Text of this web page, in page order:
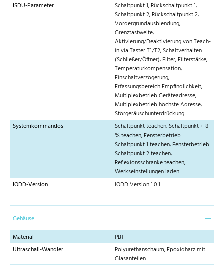
ISDU-Parameter
Schaltpunkt 1, Rückschaltpunkt 1,
Schaltpunkt 2, Rückschaltpunkt 2,
Vordergrundausblendung,
Grenztastweite,
Aktivierung/Deaktivierung von Teach-
in via Taster T1/T2, Schaltverhalten
(Schließer/Öffner), Filter, Filterstärke,
Temperaturkompensation,
Einschaltverzögerung,
Erfassungsbereich Empfindlichkeit,
Multiplexbetrieb Geräteadresse,
Multiplexbetrieb höchste Adresse,
Störgeräuschunterdrückung
Systemkommandos
Schaltpunkt teachen, Schaltpunkt + 8
% teachen, Fensterbetrieb
Schaltpunkt 1 teachen, Fensterbetrieb
Schaltpunkt 2 teachen,
Reflexionsschranke teachen,
Werkseinstellungen laden
IODD-Version
IODD Version 1.0.1
Gehäuse
Material
PBT
Ultraschall-Wandler
Polyurethanschaum, Epoxidharz mit
Glasanteilen